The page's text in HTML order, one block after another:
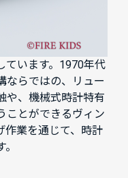
ています。1970年代
ならではの、リュー
や、機械式時計特有
ことができるヴィン
作業を通じて、時計